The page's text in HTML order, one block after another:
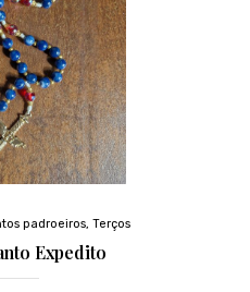
padroeiros, Terços
Expedito